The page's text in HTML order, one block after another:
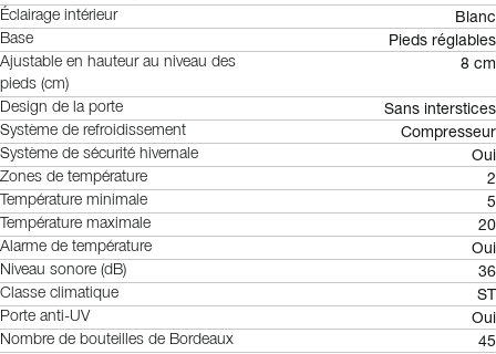
Éclairage intérieur Blanc
Base Pieds réglables
Ajustable en hauteur au niveau des
pieds (cm)
8 cm
Design de la porte Sans interstices
Système de refroidissement Compresseur
Système de sécurité hivernale Oui
Zones de température 2
Température minimale 5
Température maximale 20
Alarme de température Oui
Niveau sonore (dB) 36
Classe climatique ST
Porte anti-UV Oui
Nombre de bouteilles de Bordeaux 45